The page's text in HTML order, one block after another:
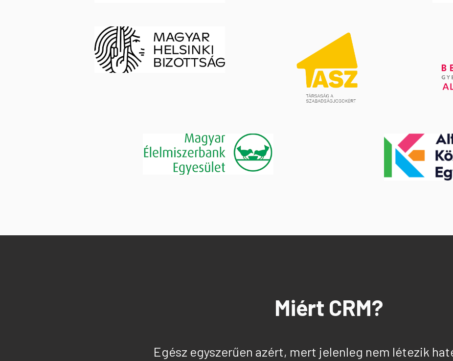
Miért CRM?
Egész egyszerűen azért, mert jelenleg nem létezik